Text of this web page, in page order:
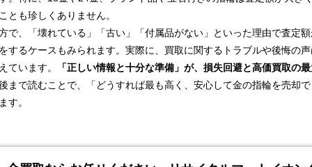
とも珍しくありません。
で、「壊れている」「古い」「付属品がない」といった理由で査定
するケースもみられます。実際に、買取に関するトラブルや後悔の
ています。
「正しい情報と十分な準備」が、損失回避と高価買取の
まで読むことで、「どうすれば最も高く、安心して金の指輪を売却
す。